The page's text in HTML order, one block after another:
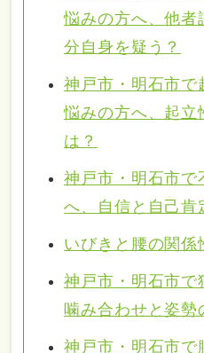
悩みの方へ、他者
分自身を疑う？
神戸市・明石市で
悩みの方へ、起立
は？
神戸市・明石市で
へ、自信と自己肯
いびきと腰の関係
神戸市・明石市で
噛み合わせと姿勢
神戸市・明石市で